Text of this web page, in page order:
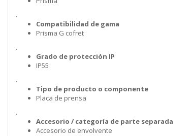
.
Compatibilidad de gama
Prisma G cofret
.
Grado de protección IP
IP55
.
Tipo de producto o componente
Placa de prensa
.
Accesorio / categoría de parte separada
Accesorio de envolvente